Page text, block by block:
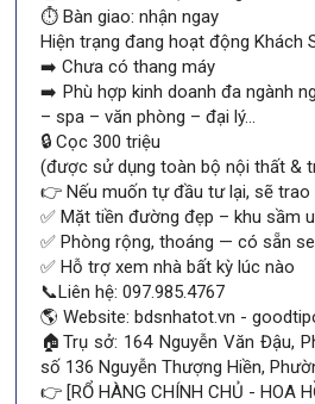
⏱ Bàn giao: nhận ngay
Hiện trạng đang hoạt động Khách
➡️ Chưa có thang máy
➡️ Phù hợp kinh doanh đa ngành
– spa – văn phòng – đại lý…
🔒 Cọc 300 triệu
(được sử dụng toàn bộ nội thất &
👉 Nếu muốn tự đầu tư lại, sẽ trao
✅ Mặt tiền đường đẹp – khu sầm
✅ Phòng rộng, thoáng — có sẵn
✅ Hỗ trợ xem nhà bất kỳ lúc nào
📞Liên hệ: 097.985.4767
🌎 Website: bdsnhatot.vn -
🏠Trụ sở: 164 Nguyễn Văn Đậu,
số 136 Nguyễn Thượng Hiền,
👉 [RỔ HÀNG CHÍNH CHỦ - HOA